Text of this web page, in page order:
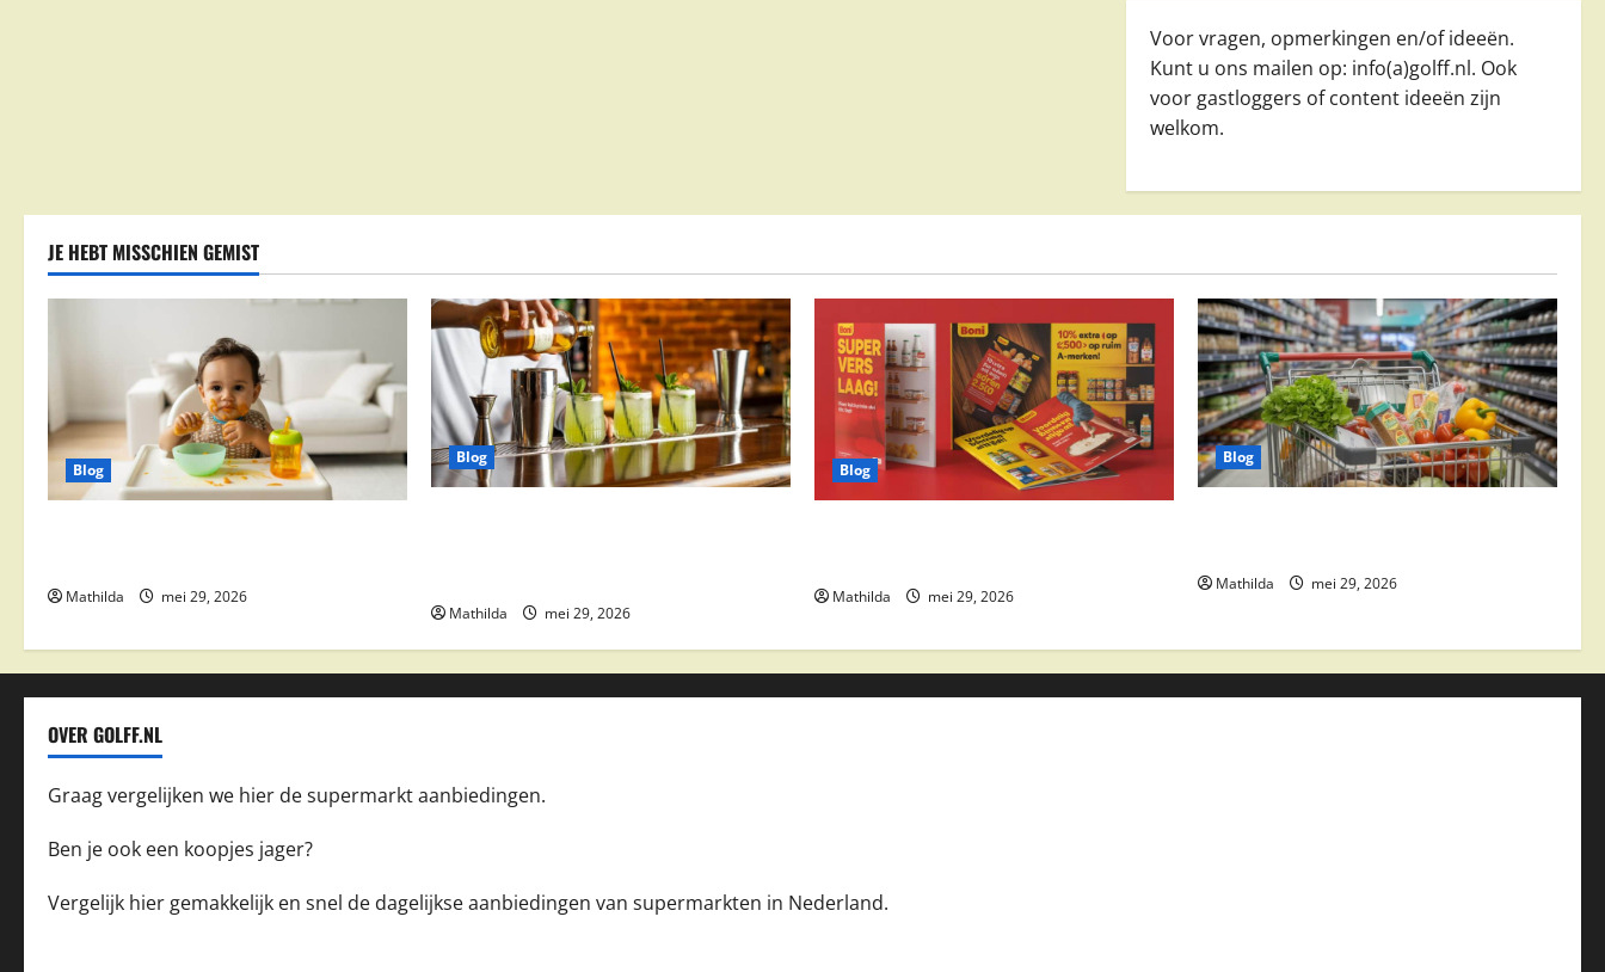
Voor vragen, opmerkingen en/of ideeën.
Kunt u ons mailen op: info(a)golff.nl. Ook
voor gastloggers of content ideeën zijn
welkom.
JE HEBT MISSCHIEN GEMIST
Blog
Mathilda mei 29, 2026
Blog
Mathilda mei 29, 2026
Blog
Mathilda mei 29, 2026
Blog
Mathilda mei 29, 2026
OVER GOLFF.NL
Graag vergelijken we hier de supermarkt aanbiedingen.
Ben je ook een koopjes jager?
Vergelijk hier gemakkelijk en snel de dagelijkse aanbiedingen van supermarkten in Nederland.